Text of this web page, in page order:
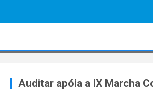
Auditar apóia a IX Marcha